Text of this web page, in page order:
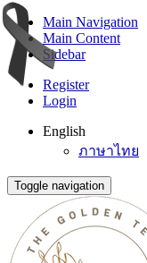
Main Navigation
Main Content
Sidebar
Register
Login
English
ภาษาไทย
Toggle navigation